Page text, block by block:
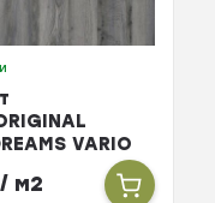
VARIO
12мм
м2